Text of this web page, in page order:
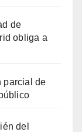
de
obliga a
parcial de
del